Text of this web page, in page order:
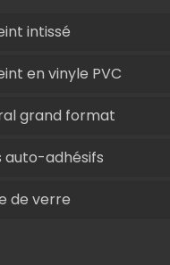
intissé
en vinyle PVC
grand format
auto-adhésifs
de verre